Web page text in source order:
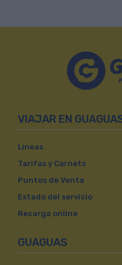
VIAJAR EN
Líneas
Tarifas y Carnets
Puntos de Venta
Estado del servicio
Recarga online
GUAGUAS